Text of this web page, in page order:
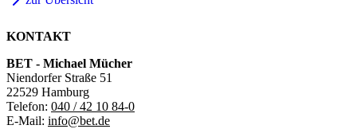
KONTAKT
BET - Michael Mücher
Niendorfer Straße 51
22529 Hamburg
Telefon: 040 / 42 10 84-0
E-Mail: info@bet.de